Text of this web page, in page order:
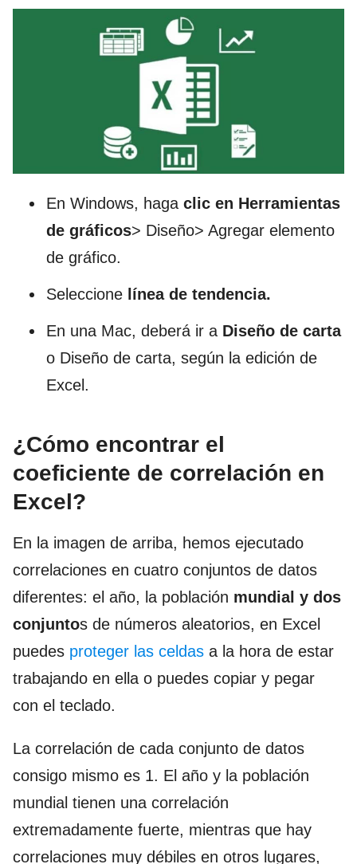
En Windows, haga clic en Herramientas
de gráficos> Diseño> Agregar elemento
de gráfico.
Seleccione línea de tendencia.
En una Mac, deberá ir a Diseño de carta
o Diseño de carta, según la edición de
Excel.
¿Cómo encontrar el
coeficiente de correlación en
Excel?
En la imagen de arriba, hemos ejecutado
correlaciones en cuatro conjuntos de datos
diferentes: el año, la población mundial y dos
conjuntos de números aleatorios, en Excel
puedes proteger las celdas a la hora de estar
trabajando en ella o puedes copiar y pegar
con el teclado.
La correlación de cada conjunto de datos
consigo mismo es 1. El año y la población
mundial tienen una correlación
extremadamente fuerte, mientras que hay
correlaciones muy débiles en otros lugares,